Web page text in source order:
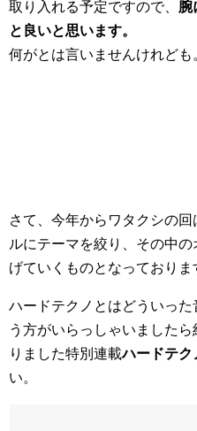
取り入れる予定ですので、 腕
と良いと思います。
何がとは言いませんけれども
さて、今年からワタクシの
ルにテーマを絞り、その中
げていくものとなっておりま
ハードテクノとはどういっ
う方がいらっしゃいました
りました特別連載ハードテク
い。